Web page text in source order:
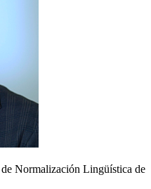
Normalización Lingüística de